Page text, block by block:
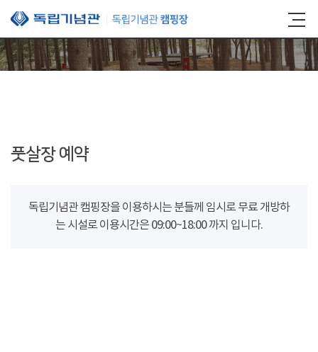
본문 바로가기
풋살장 예약
독립기념관 캠핑장을 이용하시는 분들께 임시로 무료 개방하
는 시설로 이용시간은 09:00~18:00 까지 입니다.